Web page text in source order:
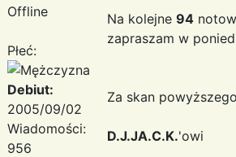
Offline
Płeć:
Debiut:
2005/09/02
Wiadomości:
956
Na kolejne 94
zapraszam w
Za skan
D.J.JA.C.K.'owi